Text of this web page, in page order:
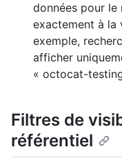
données pour
exactement à la
exemple,
afficher
« octocat-
Filtres de
référentiel